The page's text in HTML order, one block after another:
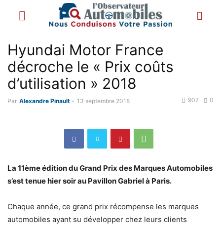
Hyundai Motor France
décroche le « Prix coûts
d’utilisation » 2018
Par Alexandre Pinault - 13 septembre 2018 0
907
La 11ème édition du Grand Prix des Marques Automobiles
s’est tenue hier soir au Pavillon Gabriel à Paris.
Chaque année, ce grand prix récompense les marques
automobiles ayant su développer chez leurs clients